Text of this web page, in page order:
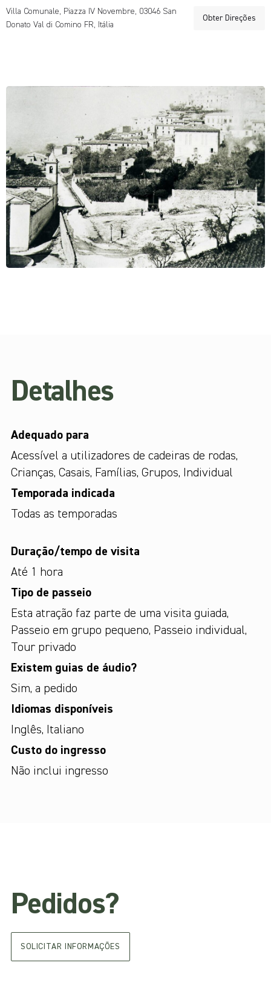
Villa Comunale, Piazza IV Novembre, 03046 San
Donato Val di Comino FR, Itália
Obter Direções
Detalhes
Adequado para
Acessível a utilizadores de cadeiras de rodas,
Crianças, Casais, Famílias, Grupos, Individual
Temporada indicada
Todas as temporadas
Duração/tempo de visita
Até 1 hora
Tipo de passeio
Esta atração faz parte de uma visita guiada,
Passeio em grupo pequeno, Passeio individual,
Tour privado
Existem guias de áudio?
Sim, a pedido
Idiomas disponíveis
Inglês, Italiano
Custo do ingresso
Não inclui ingresso
Pedidos?
SOLICITAR INFORMAÇÕES